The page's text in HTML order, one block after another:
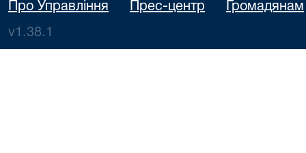
Про Управління Прес-центр Громадянам
v1.38.1